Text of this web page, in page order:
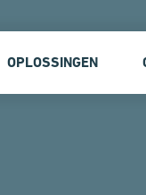
OPLOSSINGEN